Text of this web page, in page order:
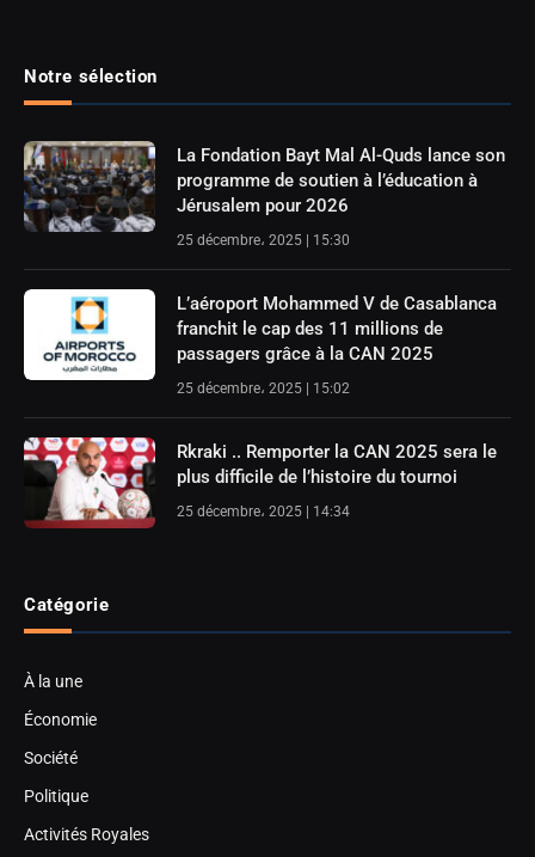
Notre sélection
La Fondation Bayt Mal Al-Quds lance son
programme de soutien à l’éducation à
Jérusalem pour 2026
25 décembre، 2025 | 15:30
L’aéroport Mohammed V de Casablanca
franchit le cap des 11 millions de
passagers grâce à la CAN 2025
25 décembre، 2025 | 15:02
Rkraki .. Remporter la CAN 2025 sera le
plus difficile de l’histoire du tournoi
25 décembre، 2025 | 14:34
Catégorie
À la une
Économie
Société
Politique
Activités Royales